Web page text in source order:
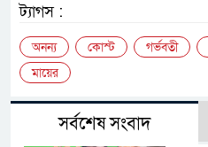
ট্যাগস :
অনন্য কোস্ট গর্ভবতী
মায়ের
সর্বশেষ সংবাদ